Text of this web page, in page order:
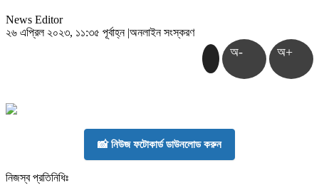
News Editor
২৬ এপ্রিল ২০২৩, ১১:৩৫ পূর্বাহ্ন |অনলাইন সংস্করণ
অ- অ+
📸 নিউজ ফটোকার্ড ডাউনলোড করুন
নিজস্ব প্রতিনিধিঃ